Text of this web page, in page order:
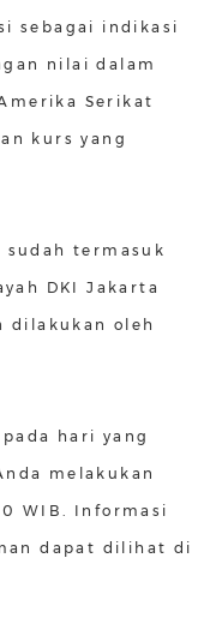
sebagai indikasi
nilai dalam
Serikat
kurs yang
sudah termasuk
DKI Jakarta
dilakukan oleh
hari yang
melakukan
WIB. Informasi
dapat dilihat di